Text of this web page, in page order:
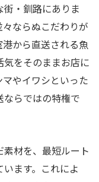
・釧路にありま
ならぬこだわりが
から直送される魚
をそのままお店に
やイワシといった
らではの特権で
材を、最短ルート
ます。これによ